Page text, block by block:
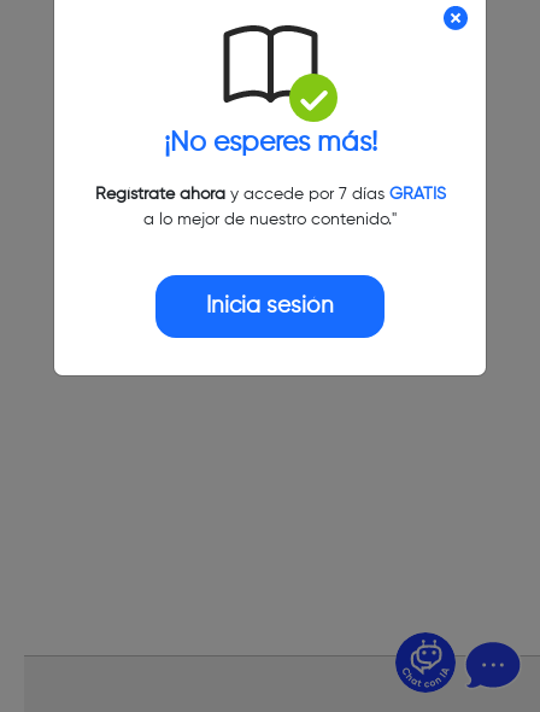
¡No esperes más!
Regístrate ahoray accede por 7 días GRATIS
a lo mejor de nuestro contenido."
Inicia sesión